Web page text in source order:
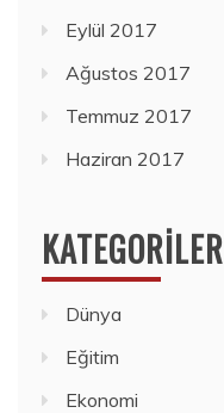
Eylül 2017
Ağustos 2017
Temmuz 2017
Haziran 2017
KATEGORILER
Dünya
Eğitim
Ekonomi